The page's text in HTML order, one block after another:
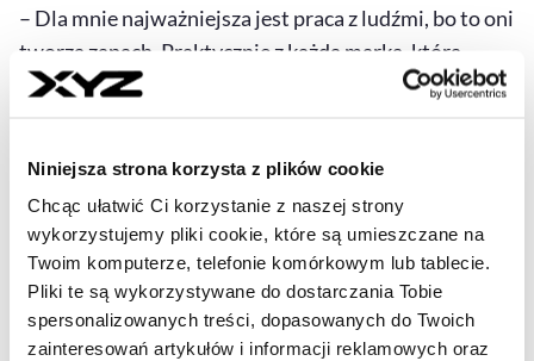
Niniejsza strona korzysta z plików cookie
Chcąc ułatwić Ci korzystanie z naszej strony
wykorzystujemy pliki cookie, które są umieszczane na
Twoim komputerze, telefonie komórkowym lub tablecie.
Pliki te są wykorzystywane do dostarczania Tobie
spersonalizowanych treści, dopasowanych do Twoich
zainteresowań artykułów i informacji reklamowych oraz
– Dla mnie najważniejsza jest praca z ludźmi, bo to oni
tworzą zapach. Praktycznie z każdą marką, którą
wprowadzamy, mam bezpośrednie relacje. Budując
znacznie ostrożniej. Zawsze stawiam na bliską
współpracę z kilkoma markami i budowanie relacji,
zamiast testowania na masową skalę, co się sprzeda, a
co nie. Na pewno kluczowe jest posiadanie zapachów,
które uzupełniają „bibliotekę perfum”. Jeśli brakuje
nam odpowiedniej paczuli czy drzewa sandałowego,